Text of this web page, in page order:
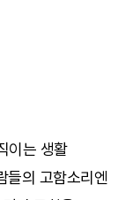
이는 생활
들의 고함소리엔